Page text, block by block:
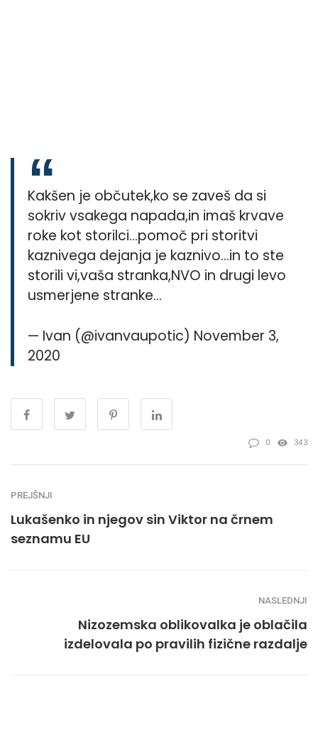
Kakšen je občutek,ko se zaveš da si
sokriv vsakega napada,in imaš krvave
roke kot storilci…pomoč pri storitvi
kaznivega dejanja je kaznivo…in to ste
storili vi,vaša stranka,NVO in drugi levo
usmerjene stranke…
— Ivan (@ivanvaupotic) November 3,
2020
0 343
PREJŠNJI
Lukašenko in njegov sin Viktor na črnem
seznamu EU
NASLEDNJI
Nizozemska oblikovalka je oblačila
izdelovala po pravilih fizične razdalje